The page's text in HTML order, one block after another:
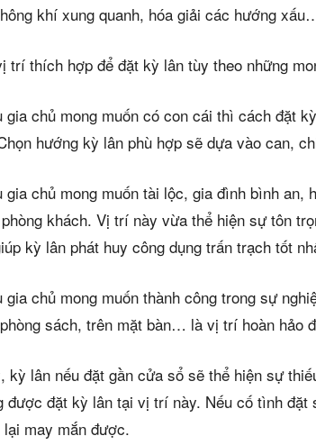
khí xung quanh, hóa giải các hướng
trí thích hợp để đặt kỳ lân tùy theo những
gia chủ mong muốn có con cái thì cách đặt
hướng kỳ lân phù hợp sẽ dựa vào can,
gia chủ mong muốn tài lộc, gia đình bình
khách. Vị trí này vừa thể hiện sự tôn
kỳ lân phát huy công dụng trấn trạch tốt
gia chủ mong muốn thành công trong sự
sách, trên mặt bàn… là vị trí hoàn hảo
kỳ lân nếu đặt gần cửa sổ sẽ thể hiện sự
được đặt kỳ lân tại vị trí này. Nếu cố tình đặt
lại may mắn được.